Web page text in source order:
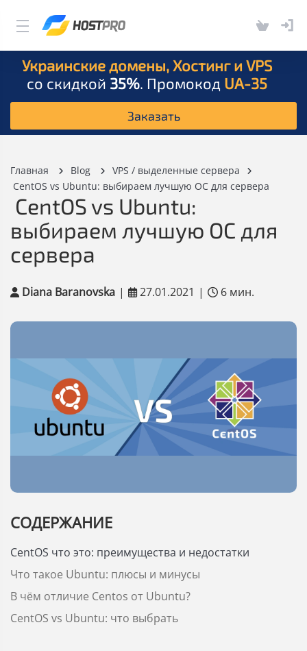
Украинские домены, Хостинг и VPS
со скидкой 35%. Промокод UA-35
Заказать
Главная Blog
VPS / выделенные сервера
CentOS vs Ubuntu: выбираем лучшую ОС для сервера
CentOS vs Ubuntu:
выбираем лучшую ОС для
сервера
Diana Baranovska | 27.01.2021 | 6 мин.
СОДЕРЖАНИЕ
CentOS что это: преимущества и недостатки
Что такое Ubuntu: плюсы и минусы
В чём отличие Centos от Ubuntu?
CentOS vs Ubuntu: что выбрать